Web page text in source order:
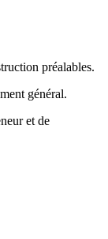
préalables.
général.
et de